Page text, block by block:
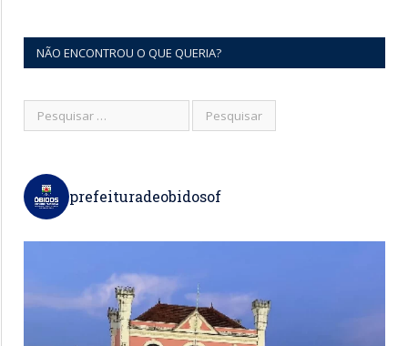
NÃO ENCONTROU O QUE QUERIA?
prefeituradeobidosof